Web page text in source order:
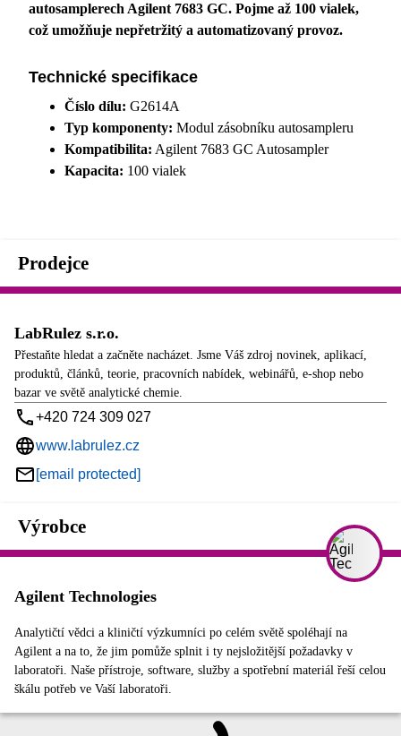
autosamplerech Agilent 7683 GC. Pojme až 100 vialek,
což umožňuje nepřetržitý a automatizovaný provoz.
Technické specifikace
Číslo dílu: G2614A
Typ komponenty: Modul zásobníku autosampleru
Kompatibilita: Agilent 7683 GC Autosampler
Kapacita: 100 vialek
Prodejce
LabRulez s.r.o.
Přestaňte hledat a začněte nacházet. Jsme Váš zdroj novinek, aplikací,
produktů, článků, teorie, pracovních nabídek, webinářů, e-shop nebo
bazar ve světě analytické chemie.
+420 724 309 027
www.labrulez.cz
[email protected]
Výrobce
Agilent Technologies
Analytičtí vědci a kliničtí výzkumníci po celém světě spoléhají na
Agilent a na to, že jim pomůže splnit i ty nejsložitější požadavky v
laboratoři. Naše přístroje, software, služby a spotřební materiál řeší celou
škálu potřeb ve Vaší laboratoři.